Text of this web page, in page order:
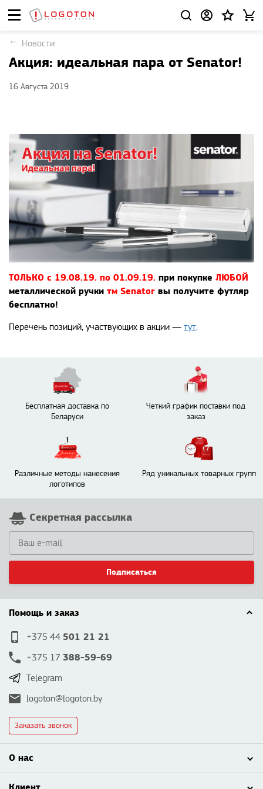
Новости
Акция: идеальная пара от Senator!
16 Августа 2019
ТОЛЬКО с 19.08.19. по 01.09.19. при покупке ЛЮБОЙ
металлической ручки тм Senator вы получите футляр
бесплатно!
Перечень позиций, участвующих в акции — тут.
Бесплатная доставка по
Беларуси
Четкий график поставки под
заказ
Различные методы нанесения
логотипов
Ряд уникальных товарных групп
Секретная рассылка
Подписаться
Помощь и заказ
+375 44 501 21 21
+375 17 388-59-69
Telegram
logoton@logoton.by
Заказать звонок
О нас